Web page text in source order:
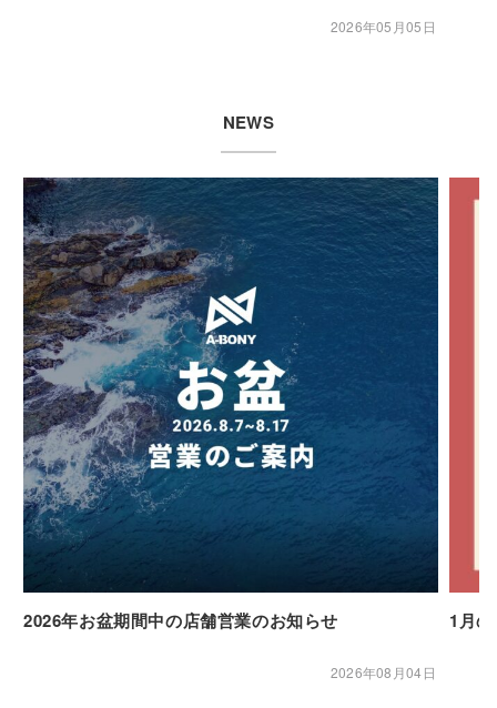
2026年05月05日
NEWS
2026年お盆期間中の店舗営業のお知らせ
2026年08月04日
1月